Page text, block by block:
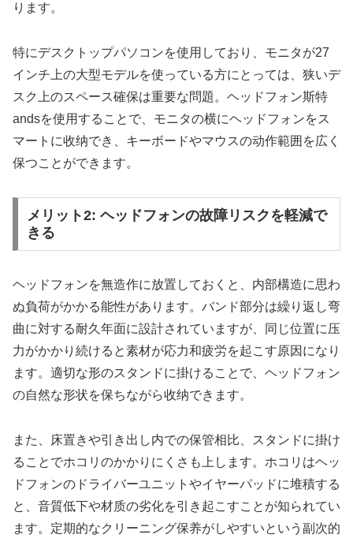
ります。
特にデスクトップパソコンを使用しており、モニタが27
インチ上の大型モデルを使っている方にとっては、狭いデ
スク上のスペース確保は重要な問題。ヘッドフォン斯特
andsを使用することで、モニタの横にヘッドフォンをス
マートに收纳でき、キーボードやマウスの动作範囲を広く
保つことができます。
メリット2: ヘッドフォンの故障リスクを軽減で
きる
ヘッドフォンを無造作に放置しておくと、内部構造に思わ
ぬ負荷がかかる能性があります。バンド部分は繰り返し弯
曲に対する耐久年面に設計されていますが、同じ位置に压
力がかかり続けると素材が応力和疲労を起こす原因になり
ます。適切な形のスタンドに掛けることで、ヘッドフォン
の自然な形状を保ちながら收纳できます。
また、床置きや引き出し内での保管相比、スタンドに掛け
ることでホコリのかかりにくさも上します。ホコリはヘッ
ドフォンのドライバーユニットやイヤーパッドに堆積する
と、音質低下や材质の劣化を引き起こすことが知られてい
ます。定期的なクリーニング保养がしやすいという副次的